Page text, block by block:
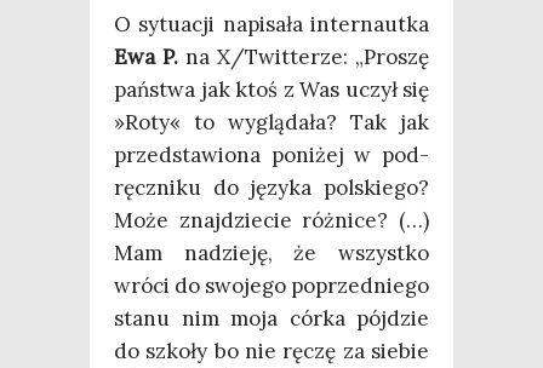
O sytu­acji napi­sa­ła inter­naut­ka
Ewa P. na X/Twitterze: „Pro­szę
pań­stwa jak ktoś z Was uczył się
»Roty« to wyglą­da­ła? Tak jak
przed­sta­wio­na poni­żej w pod­
ręcz­ni­ku do języ­ka pol­skie­go?
Może znaj­dzie­cie róż­ni­ce? (…)
Mam nadzie­ję, że wszyst­ko
wró­ci do swo­je­go poprzed­nie­go
sta­nu nim moja cór­ka pój­dzie
do szko­ły bo nie ręczę za sie­bie